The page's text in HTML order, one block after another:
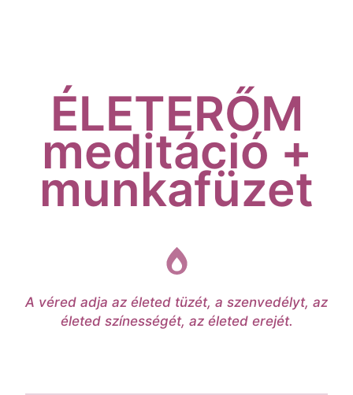
ÉLETERŐM
meditáció +
munkafüzet
A véred adja az életed tüzét, a szenvedélyt, az
életed színességét, az életed erejét.